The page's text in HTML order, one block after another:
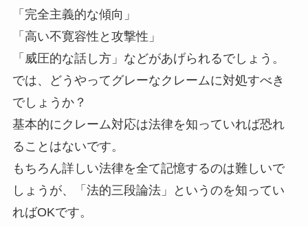
「完全主義的な傾向」
「高い不寛容性と攻撃性」
「威圧的な話し方」などがあげられるでしょう。
では、どうやってグレーなクレームに対処すべき
でしょうか？
基本的にクレーム対応は法律を知っていれば恐れ
ることはないです。
もちろん詳しい法律を全て記憶するのは難しいで
しょうが、「法的三段論法」というのを知ってい
ればOKです。